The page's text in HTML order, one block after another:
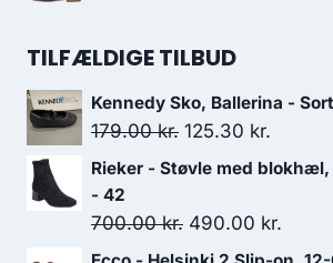
pris
699.00 kr..
TILFÆLDIGE TILBUD
Kennedy Sko, Ballerina -
179.00kr. Den
oprindelige
var:
179.00 kr..
125.30 kr.
er:
Rieker - Støvle med
- 42
700.00kr. Den
oprindelige
490.00 kr.